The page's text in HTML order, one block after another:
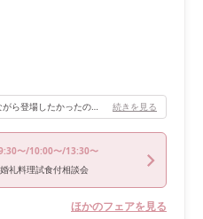
どうしてもディズニーソングを歌いながら登場したかったので、カラオケ機材があるところが私の中では必須条件でした！！ スクリーンにLIVE配信の様子も映せて、リアルタイムでフォロワーさんからのコメントをみることもできました！💖 その場で白無垢から、色打掛に早着替えもしています‎🤍 続きを見る
〜/10:00〜/13:30〜
礼料理試食付相談会
ほかのフェアを見る